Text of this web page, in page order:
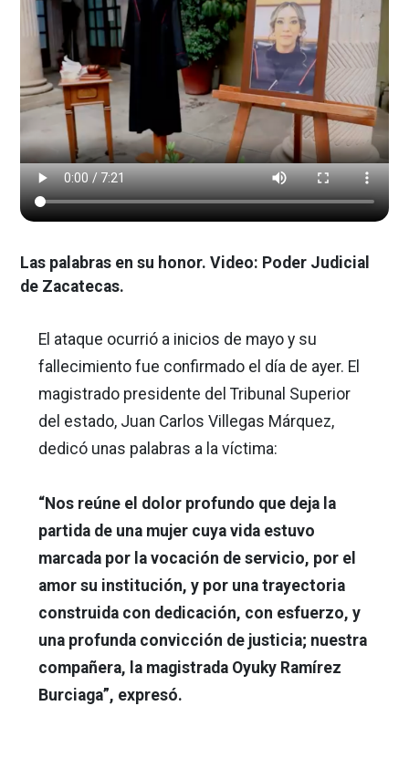
Las palabras en su honor. Video: Poder Judicial
de Zacatecas.
El ataque ocurrió a inicios de mayo y su
fallecimiento fue confirmado el día de ayer. El
magistrado presidente del Tribunal Superior
del estado, Juan Carlos Villegas Márquez,
dedicó unas palabras a la víctima:
“Nos reúne el dolor profundo que deja la
partida de una mujer cuya vida estuvo
marcada por la vocación de servicio, por el
amor su institución, y por una trayectoria
construida con dedicación, con esfuerzo, y
una profunda convicción de justicia; nuestra
compañera, la magistrada Oyuky Ramírez
Burciaga”, expresó.